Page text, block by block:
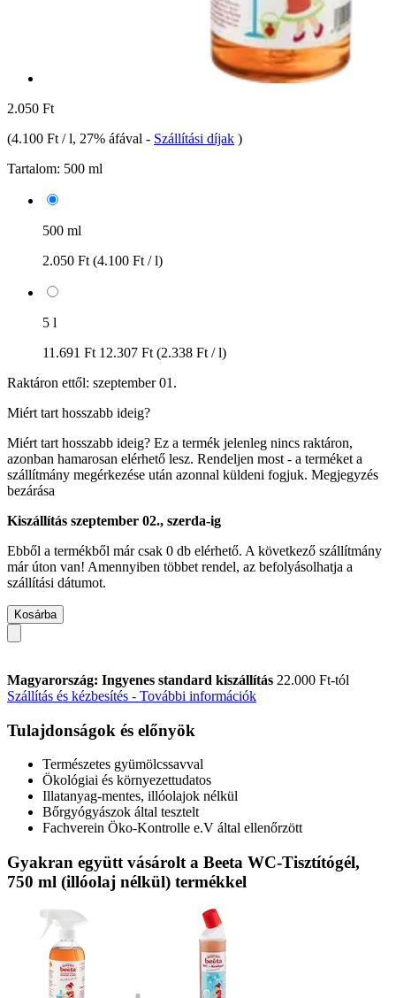
2.050 Ft
(4.100 Ft / l, 27% áfával - Szállítási díjak )
Tartalom: 500 ml
500 ml
2.050 Ft (4.100 Ft / l)
5 l
11.691 Ft 12.307 Ft (2.338 Ft / l)
Raktáron ettől: szeptember 01.
Miért tart hosszabb ideig?
Miért tart hosszabb ideig? Ez a termék jelenleg nincs raktáron,
azonban hamarosan elérhető lesz. Rendeljen most - a terméket a
szállítmány megérkezése után azonnal küldeni fogjuk. Megjegyzés
bezárása
Kiszállítás szeptember 02., szerda-ig
Ebből a termékből már csak 0 db elérhető. A következő szállítmány
már úton van! Amennyiben többet rendel, az befolyásolhatja a
szállítási dátumot.
Kosárba
Magyarország: Ingyenes standard kiszállítás 22.000 Ft-tól
Szállítás és kézbesítés - További információk
Tulajdonságok és előnyök
Természetes gyümölcssavval
Ökológiai és környezettudatos
Illatanyag-mentes, illóolajok nélkül
Bőrgyógyászok által tesztelt
Fachverein Öko-Kontrolle e.V által ellenőrzött
Gyakran együtt vásárolt a Beeta WC-Tisztítógél,
750 ml (illóolaj nélkül) termékkel